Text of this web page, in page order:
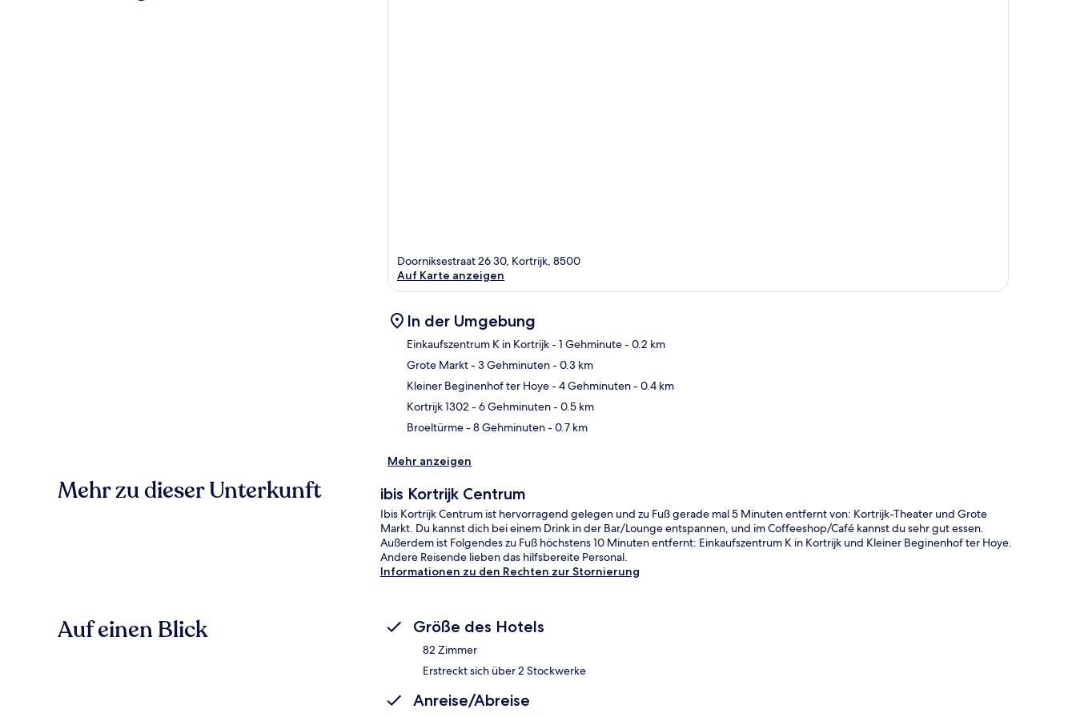
Doorniksestraat 26 30, Kortrijk, 8500
Auf Karte anzeigen
In der Umgebung
Einkaufszentrum K in Kortrijk- 1 Gehminute- 0.2 km
Grote Markt- 3 Gehminuten- 0.3 km
Kleiner Beginenhof ter Hoye- 4 Gehminuten- 0.4 km
Kortrijk 1302 - 6 Gehminuten- 0.5 km
Broeltürme- 8 Gehminuten- 0.7 km
Mehr anzeigen
Mehr zu dieser Unterkunft ibis Kortrijk Centrum
Ibis Kortrijk Centrum ist hervorragend gelegen und zu Fuß gerade mal 5 Minuten entfernt von: Kortrijk-Theater und Grote
Markt. Du kannst dich bei einem Drink in der Bar/Lounge entspannen, und im Coffeeshop/Café kannst du sehr gut essen.
Außerdem ist Folgendes zu Fuß höchstens 10 Minuten entfernt: Einkaufszentrum K in Kortrijk und Kleiner Beginenhof ter Hoye.
Andere Reisende lieben das hilfsbereite Personal.
Informationen zu den Rechten zur Stornierung
Auf einen Blick Größe des Hotels
82 Zimmer
Erstreckt sich über 2 Stockwerke
Anreise/Abreise